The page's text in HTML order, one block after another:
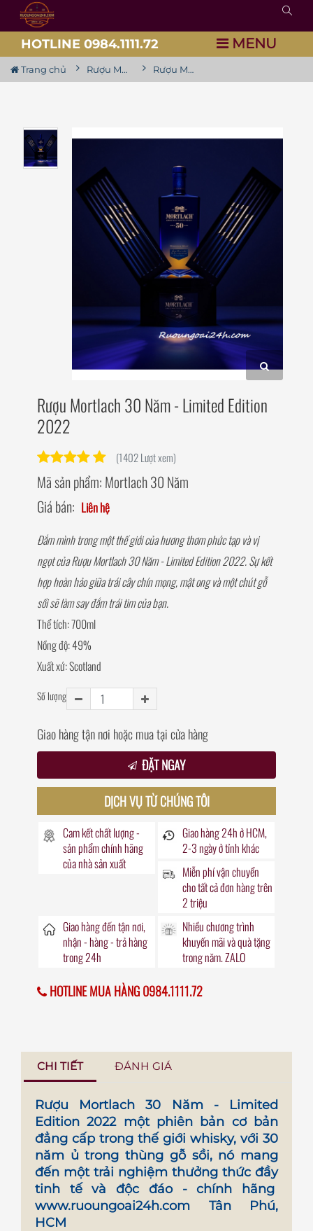
HOTLINE 0984.1111.72 MENU
Trang chủ Rượu Mortlach Rượu Mortlach 30 Năm - Limited Edition 2022
Rượu Mortlach 30 Năm - Limited Edition
2022
(1402 Lượt xem)
Mã sản phẩm: Mortlach 30 Năm
Giá bán: Liên hệ
Đắm mình trong một thế giới của hương thơm phức tạp và vị
ngọt của Rượu Mortlach 30 Năm - Limited Edition 2022. Sự kết
hợp hoàn hảo giữa trái cây chín mọng, mật ong và một chút gỗ
sồi sẽ làm say đắm trái tim của bạn.
Thể tích: 700ml
Nồng độ: 49%
Xuất xứ: Scotland
Số lượng
Giao hàng tận nơi hoặc mua tại cửa hàng
ĐẶT NGAY
DỊCH VỤ TỪ CHÚNG TÔI
Cam kết chất lượng -
sản phẩm chính hãng
của nhà sản xuất
Giao hàng24hở HCM,
2-3 ngày ở tỉnh khác
Miễn phí vận chuyển
cho tất cả đơn hàng trên
2 triệu
Giao hàng đếntận nơi,
nhận - hàng - trả hàng
trong24h
Nhiều chương trình
khuyến mãivà quà tặng
trong năm. ZALO
HOTLINE MUA HÀNG 0984.1111.72
CHI TIẾT ĐÁNH GIÁ
Rượu Mortlach 30 Năm - Limited
Edition 2022một phiên bản cơ bản
đẳng cấp trong thế giới whisky, với 30
năm ủ trong thùng gỗ sồi, nó mang
đến một trải nghiệm thưởng thức đầy
tinh tế và độc đáo - chính hãng
www.ruoungoai24h.com Tân Phú,
HCM